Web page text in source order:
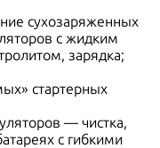
сухозаряженных
с жидким
зарядка;
стартерных
— чистка,
с гибкими